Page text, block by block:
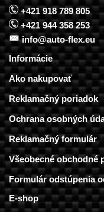
+421 918 789 805
+421 944 358 253
info@auto-flex.eu
Informácie
Ako nakupovať
Reklamačný poriadok
Ochrana osobných
Reklamačný formulár
Všeobecné obchodné
Formulár odstúpenia
E-shop